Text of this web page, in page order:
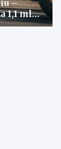
–
1,1 mln